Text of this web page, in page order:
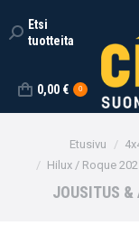
Search:
Etsi
tuotteita
0,00 € 0
You are here:
Etusivu
Hilux / Roque
JOUSITUS &